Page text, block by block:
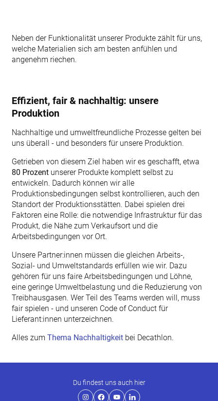
Neben der Funktionalität unserer Produkte zählt für uns,
welche Materialien sich am besten anfühlen und
angenehm riechen.
Effizient, fair & nachhaltig: unsere
Produktion
Nachhaltige und umweltfreundliche Prozesse gelten bei
uns überall - und besonders für unsere Produktion.
Getrieben von diesem Ziel haben wir es geschafft, etwa
80 Prozent unserer Produkte komplett selbst zu
entwickeln. Dadurch können wir alle
Produktionsbedingungen selbst kontrollieren, auch den
Standort der Produktionsstätten. Dabei spielen drei
Faktoren eine Rolle: die notwendige Infrastruktur für das
Produkt, die Nähe zum Verkaufsort und die
Arbeitsbedingungen vor Ort.
Unsere Partner:innen müssen die gleichen Arbeits-,
Sozial- und Umweltstandards erfüllen wie wir. Dazu
gehören für uns faire Arbeitsbedingungen und Löhne,
eine geringe Umweltbelastung und die Reduzierung von
Treibhausgasen. Wer Teil des Teams werden will, muss
fair spielen - und unseren Code of Conduct für
Lieferant:innen unterzeichnen.
Alles zum Thema Nachhaltigkeit bei Decathlon.
Du findest uns auch hier